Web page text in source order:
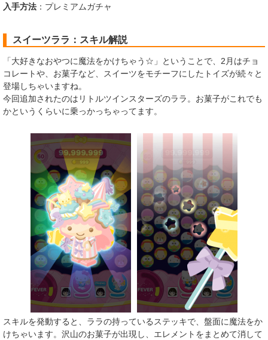
入手方法 ：プレミアムガチャ
スイーツララ：スキル解説
「大好きなおやつに魔法をかけちゃう☆」ということで、2月はチョ
コレートや、お菓子など、スイーツをモチーフにしたトイズが続々と
登場しちゃいますね。
今回追加されたのはリトルツインスターズのララ。お菓子がこれでも
かというくらいに乗っかっちゃってます。
スキルを発動すると、ララの持っているステッキで、盤面に魔法をか
けちゃいます。沢山のお菓子が出現し、エレメントをまとめて消して